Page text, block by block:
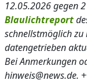
12.05.2026 gegen
Blaulichtreport
schnellstmöglich zu
datengetrieben
Bei Anmerkungen
hinweis@news.de.